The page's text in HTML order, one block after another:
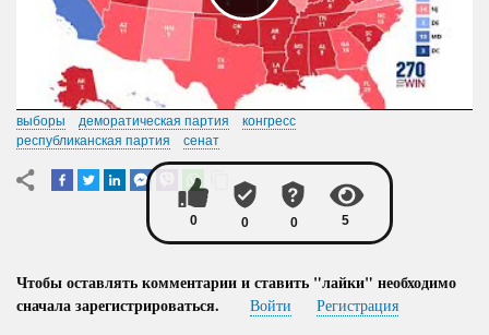
выборы деморатическая партия
конгресс
республиканская партия
сенат
Чтобы оставлять комментарии и ставить "лайки" необходимо
сначала зарегистрироваться.
Войти Регистрация